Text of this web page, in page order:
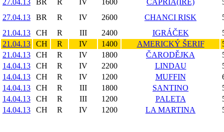
27.04.13
BR R IV 1600 CAPRIA(IRE)
27.04.13
BR R IV 2600 CHANCI RISK
21.04.13
CH R III 2400 IGRÁČEK
21.04.13
CH R IV 1400 AMERICKÝ ŠERIF
21.04.13
CH R IV 1800 ČARODĚJKA
14.04.13
CH R IV 2200 LINDAU
14.04.13
CH R IV 1200 MUFFIN
14.04.13
CH R III 1800 SANTINO
14.04.13
CH R III 1200 PALETA
14.04.13
CH R IV 1200 LA MARTINA